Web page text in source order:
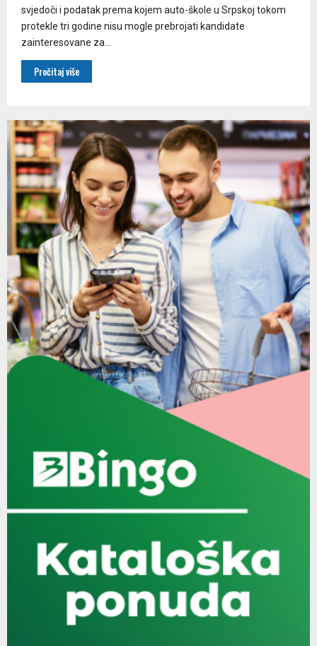
svjedoči i podatak prema kojem auto-škole u Srpskoj tokom
protekle tri godine nisu mogle prebrojati kandidate
zainteresovane za...
Pročitaj više